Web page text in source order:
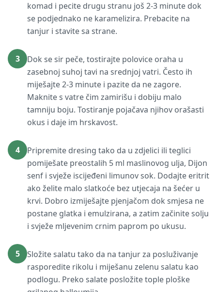
komad i pecite drugu stranu još 2-3 minute dok
se podjednako ne karamelizira. Prebacite na
tanjur i stavite sa strane.
3
Dok se sir peče, tostirajte polovice oraha u
zasebnoj suhoj tavi na srednjoj vatri. Često ih
miješajte 2-3 minute i pazite da ne zagore.
Maknite s vatre čim zamirišu i dobiju malo
tamniju boju. Tostiranje pojačava njihov orašasti
okus i daje im hrskavost.
4
Pripremite dresing tako da u zdjelici ili teglici
pomiješate preostalih 5 ml maslinovog ulja, Dijon
senf i svježe iscijeđeni limunov sok. Dodajte eritrit
ako želite malo slatkoće bez utjecaja na šećer u
krvi. Dobro izmiješajte pjenjačom dok smjesa ne
postane glatka i emulzirana, a zatim začinite solju
i svježe mljevenim crnim paprom po ukusu.
5
Složite salatu tako da na tanjur za posluživanje
rasporedite rikolu i miješanu zelenu salatu kao
podlogu. Preko salate posložite tople ploške